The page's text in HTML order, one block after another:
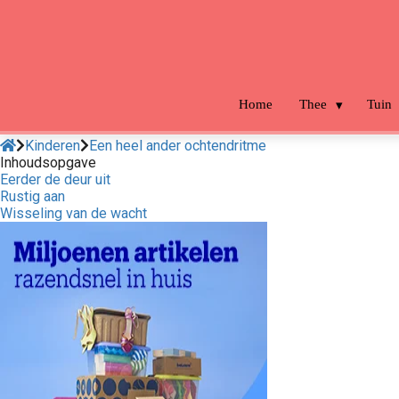
Home Thee Tuin
Kinderen Een heel ander ochtendritme
Inhoudsopgave
Eerder de deur uit
Rustig aan
Wisseling van de wacht
gebruikt
op de
Hierdoor
website-
relevante
tonen
op het
van deze